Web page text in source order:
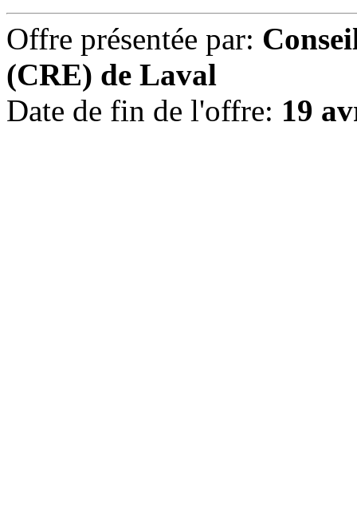
Offre présentée par:
(CRE) de Laval
Date de fin de l'offre: 19